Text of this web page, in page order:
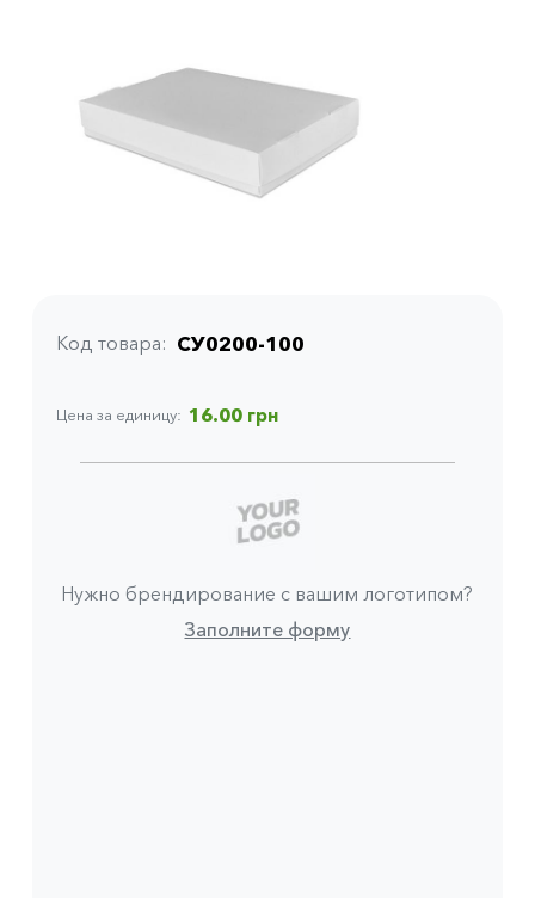
Код товара СУ0200-100
Цена за единицу 16.00 грн
Нужно брендирование с вашим логотипом?
Заполните форму